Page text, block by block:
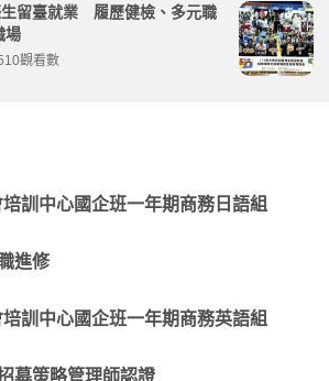
留臺就業 履歷健檢、多元職
場
觀看數
培訓中心國企班一年期商務日語組
進修
培訓中心國企班一年期商務英語組
募策略管理師認證